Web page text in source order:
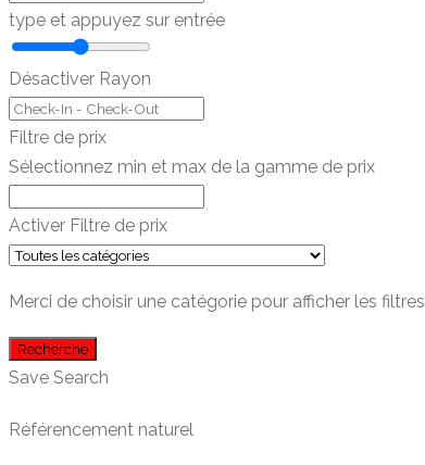
type et appuyez sur entrée
Désactiver Rayon
Filtre de prix
Sélectionnez min et max de la gamme de prix
Activer Filtre de prix
Merci de choisir une catégorie pour afficher les filtres
Recherche
Save Search
Référencement naturel